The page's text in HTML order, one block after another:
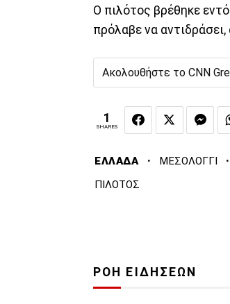
Ο πιλότος βρέθηκε
πρόλαβε να
Ακολουθήστε το CNN
1
SHARES
ΕΛΛΑΔΑ · ΜΕΣΟΛΟΓΓΙ ·
ΠΙΛΟΤΟΣ
ΡΟΗ ΕΙΔΗΣΕΩΝ